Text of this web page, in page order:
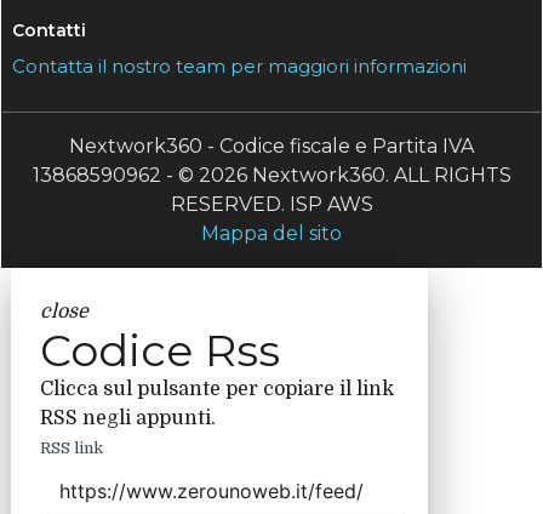
Contatti
Contatta il nostro team per maggiori informazioni
Nextwork360 - Codice fiscale e Partita IVA
13868590962 - © 2026 Nextwork360. ALL RIGHTS
RESERVED. ISP AWS
Mappa del sito
close
Codice Rss
Clicca sul pulsante per copiare il link
RSS negli appunti.
RSS link